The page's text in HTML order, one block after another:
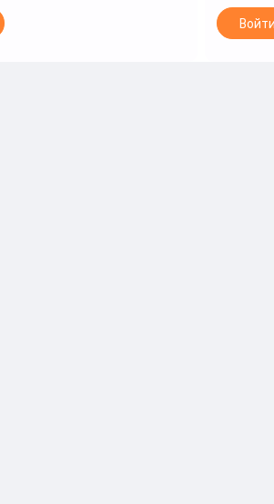
Войти